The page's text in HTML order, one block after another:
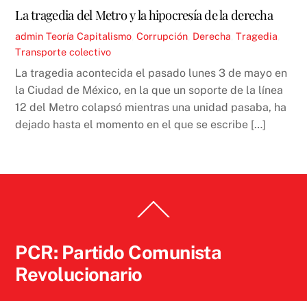
La tragedia del Metro y la hipocresía de la derecha
admin Teoría Capitalismo ,Corrupción Derecha ,Tragedia
Transporte colectivo
La tragedia acontecida el pasado lunes 3 de mayo en
la Ciudad de México, en la que un soporte de la línea
12 del Metro colapsó mientras una unidad pasaba, ha
dejado hasta el momento en el que se escribe […]
To
PCR: Partido Comunista
Revolucionario